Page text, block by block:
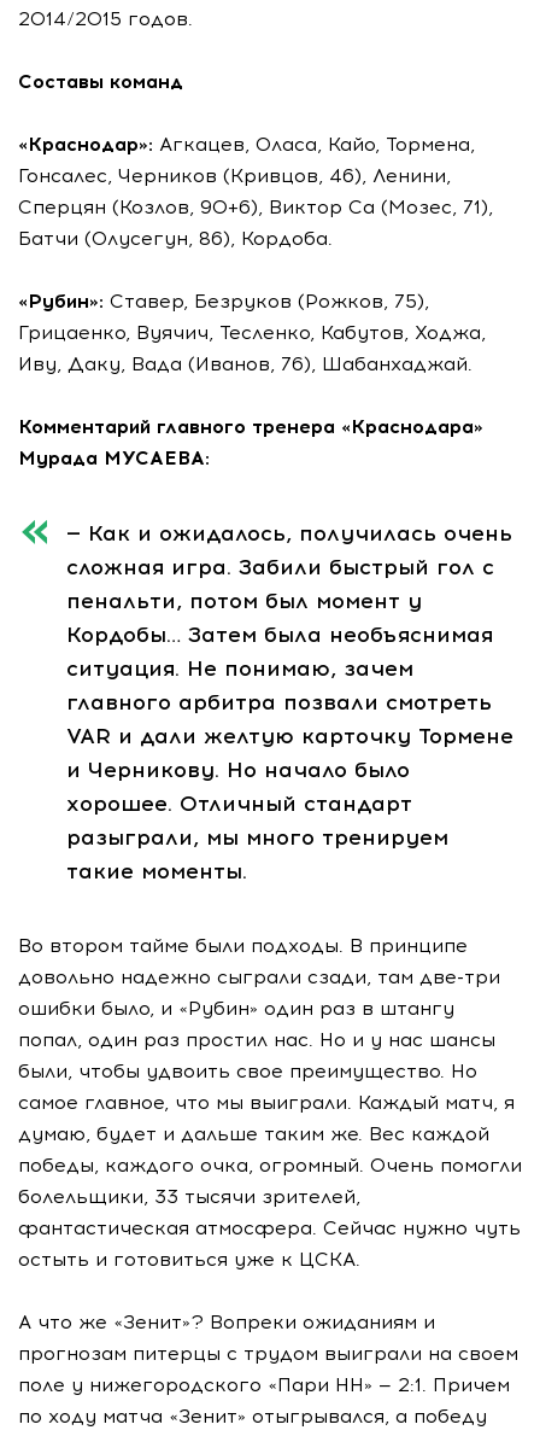
2014/2015 годов.
Составы команд
«Краснодар»: Агкацев, Оласа, Кайо, Тормена,
Гонсалес, Черников (Кривцов, 46), Ленини,
Сперцян (Козлов, 90+6), Виктор Са (Мозес, 71),
Батчи (Олусегун, 86), Кордоба.
«Рубин»: Ставер, Безруков (Рожков, 75),
Грицаенко, Вуячич, Тесленко, Кабутов, Ходжа,
Иву, Даку, Вада (Иванов, 76), Шабанхаджай.
Комментарий главного тренера «Краснодара»
Мурада МУСАЕВА:
— Как и ожидалось, получилась очень
сложная игра. Забили быстрый гол с
пенальти, потом был момент у
Кордобы… Затем была необъяснимая
ситуация. Не понимаю, зачем
главного арбитра позвали смотреть
VAR и дали желтую карточку Тормене
и Черникову. Но начало было
хорошее. Отличный стандарт
разыграли, мы много тренируем
такие моменты.
Во втором тайме были подходы. В принципе
довольно надежно сыграли сзади, там две-три
ошибки было, и «Рубин» один раз в штангу
попал, один раз простил нас. Но и у нас шансы
были, чтобы удвоить свое преимущество. Но
самое главное, что мы выиграли. Каждый матч, я
думаю, будет и дальше таким же. Вес каждой
победы, каждого очка, огромный. Очень помогли
болельщики, 33 тысячи зрителей,
фантастическая атмосфера. Сейчас нужно чуть
остыть и готовиться уже к ЦСКА.
А что же «Зенит»? Вопреки ожиданиям и
прогнозам питерцы с трудом выиграли на своем
поле у нижегородского «Пари НН» — 2:1. Причем
по ходу матча «Зенит» отыгрывался, а победу